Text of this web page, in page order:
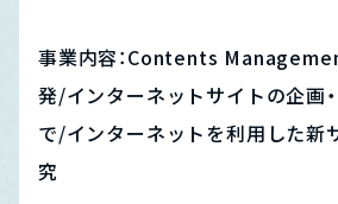
事業内容：Contents
発/インターネットサイトの企画
で/インターネットを利用した新
究